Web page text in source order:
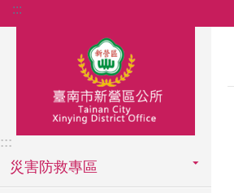
跳到主要內容區塊
:::
:::
災害防救專區